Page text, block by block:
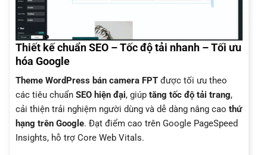
Thiết kế chuẩn SEO – Tốc độ tải nhanh – Tối ưu
hóa Google
Theme WordPress bán camera FPT được tối ưu theo
các tiêu chuẩn SEO hiện đại, giúp tăng tốc độ tải trang,
cải thiện trải nghiệm người dùng và dễ dàng nâng cao thứ
hạng trên Google. Đạt điểm cao trên Google PageSpeed
Insights, hỗ trợ Core Web Vitals.